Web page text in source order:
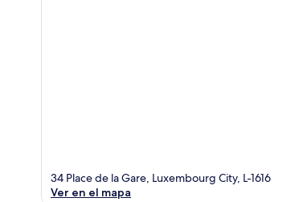
34 Place de la Gare, Luxembourg City, L-1616
Ver en el mapa